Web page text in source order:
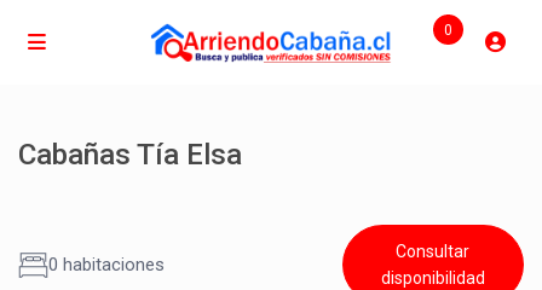
0
Cabañas Tía Elsa
0 habitaciones
Consultar
disponibilidad